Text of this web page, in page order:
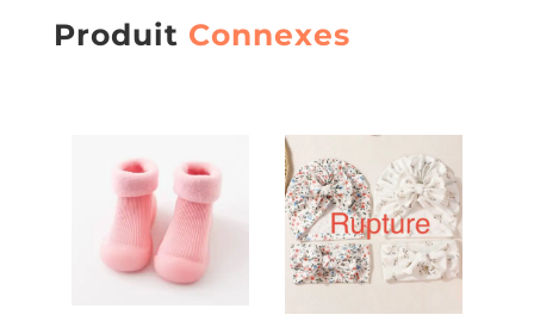
Produit Connexes